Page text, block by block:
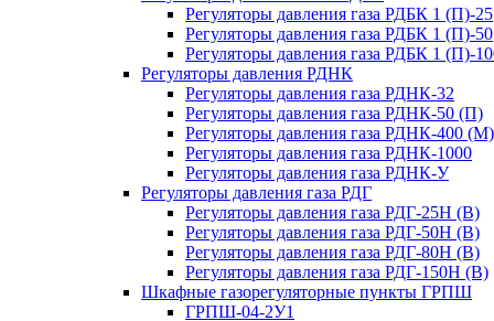
Регуляторы давления газа РДБК 1 (П)-25
Регуляторы давления газа РДБК 1 (П)-50
Регуляторы давления газа РДБК 1 (П)-
Регуляторы давления РДНК
Регуляторы давления газа РДНК-32
Регуляторы давления газа РДНК-50 (П)
Регуляторы давления газа РДНК-400 (М)
Регуляторы давления газа РДНК-1000
Регуляторы давления газа РДНК-У
Регуляторы давления газа РДГ
Регуляторы давления газа РДГ-25Н (В)
Регуляторы давления газа РДГ-50Н (В)
Регуляторы давления газа РДГ-80Н (В)
Регуляторы давления газа РДГ-150Н (В)
Шкафные газорегуляторные пункты ГРПШ
ГРПШ-04-2У1